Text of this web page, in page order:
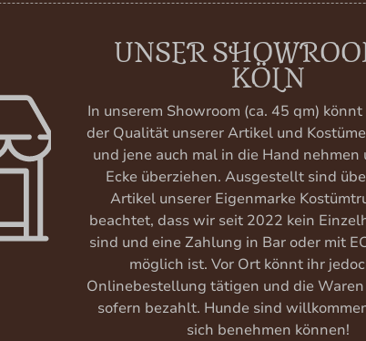
UNSER
KÖLN
In unserem Showroom (ca. 45 qm)
der Qualität unserer Artikel und
und jene auch mal in die Hand nehmen
Ecke überziehen. Ausgestellt sind
Artikel unserer Eigenmarke
beachtet, dass wir seit 2022 kein
sind und eine Zahlung in Bar oder mit
möglich ist. Vor Ort könnt ihr
Onlinebestellung tätigen und die
sofern bezahlt. Hunde sind
sich benehmen können!